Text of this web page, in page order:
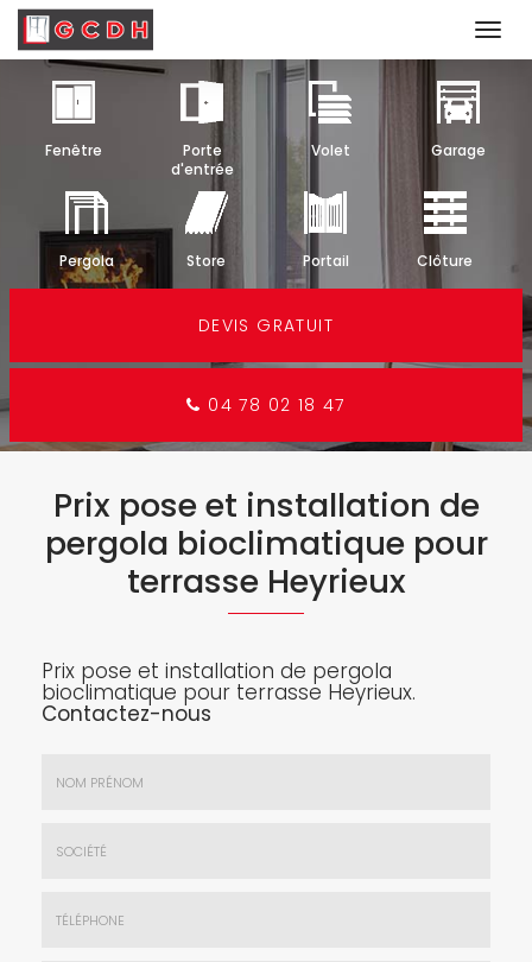
contenu
Fenêtre
Porte
d'entrée
Volet Garage
Pergola Store Portail Clôture
DEVIS GRATUIT
04 78 02 18 47
Prix pose et installation de
pergola bioclimatique pour
terrasse Heyrieux
Prix pose et installation de pergola
bioclimatique pour terrasse Heyrieux.
Contactez-nous